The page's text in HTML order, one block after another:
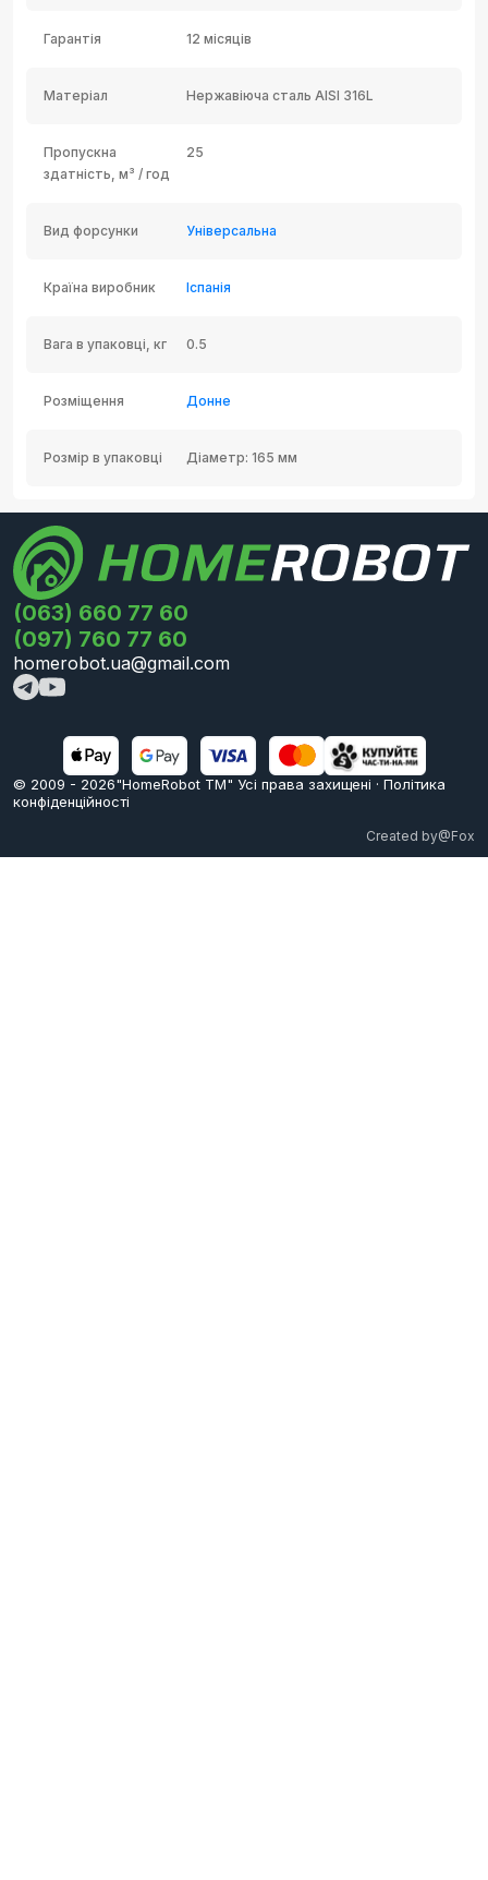
Гарантія 12 місяців
Матеріал Нержавіюча сталь AISI 316L
Пропускна
здатність, м³ / год
25
Вид форсунки Універсальна
Країна виробник Іспанія
Вага в упаковці, кг 0.5
Розміщення Донне
Розмір в упаковці Діаметр: 165 мм
(063) 660 77 60
(097) 760 77 60
homerobot.ua@gmail.com
© 2009 - 2026"HomeRobot ТМ" Усi права захищені · Політика
конфіденційності
Created by@Fox